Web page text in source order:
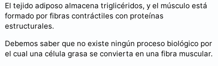
El tejido adiposo almacena triglicéridos, y el músculo está
formado por fibras contráctiles con proteínas
estructurales.
Debemos saber que no existe ningún proceso biológico por
el cual una célula grasa se convierta en una fibra muscular.